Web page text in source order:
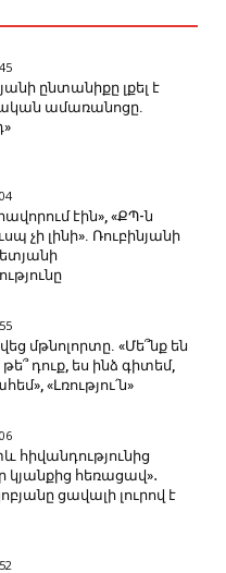
ընտանիքը լքել է
ամառանոցը.
էին», «ՔՊ-ն
չի լինի». Ռուբինյանի
մթնոլորտը. «Մե՞նք են
դուք, ես ինձ գիտեմ,
«Լռությու՛ն»
հիվանդությունից
կյանքից հեռացավ»․
ցավալի լուրով է